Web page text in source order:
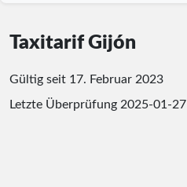
Taxitarif Gijón
Gültig seit 17. Februar 2023
Letzte Überprüfung 2025-01-27